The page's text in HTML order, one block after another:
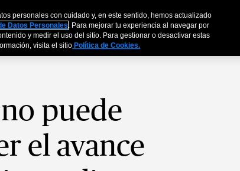
y FamiliasEmpresas Agentes y Brokers
puede
el avance
personales con cuidado y, en este sentido, hemos actualizado
Datos Personales. Para mejorar tu experiencia al navegar por
y medir el uso del sitio. Para gestionar o desactivar estas
visita el sitio Política de Cookies.